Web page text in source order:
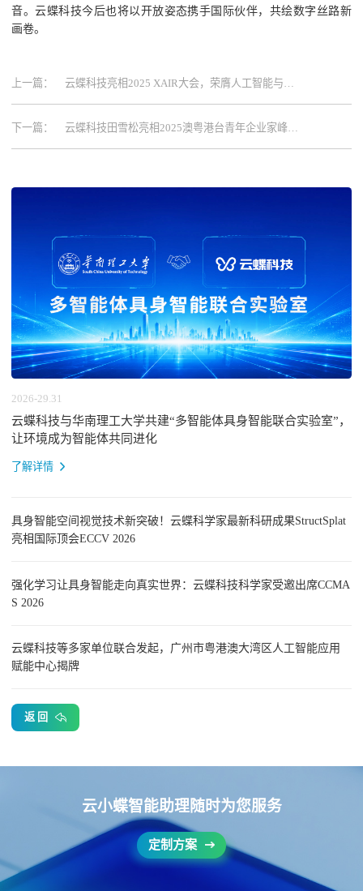
音。云蝶科技今后也将以开放姿态携手国际伙伴，共绘数字丝路新
画卷。
上一篇：
云蝶科技亮相2025 XAIR大会，荣膺人工智能与机
器人典型应用场景案例
下一篇：
云蝶科技田雪松亮相2025澳粤港台青年企业家峰
会，畅谈AI产业新局
2026-29.31
云蝶科技与华南理工大学共建“多智能体具身智能联合实验室”，
让环境成为智能体共同进化
了解详情
具身智能空间视觉技术新突破！云蝶科学家最新科研成果StructSplat
亮相国际顶会ECCV 2026
强化学习让具身智能走向真实世界：云蝶科技科学家受邀出席CCMA
S 2026
云蝶科技等多家单位联合发起，广州市粤港澳大湾区人工智能应用
赋能中心揭牌
返 回
云小蝶智能助理随时为您服务
定制方案